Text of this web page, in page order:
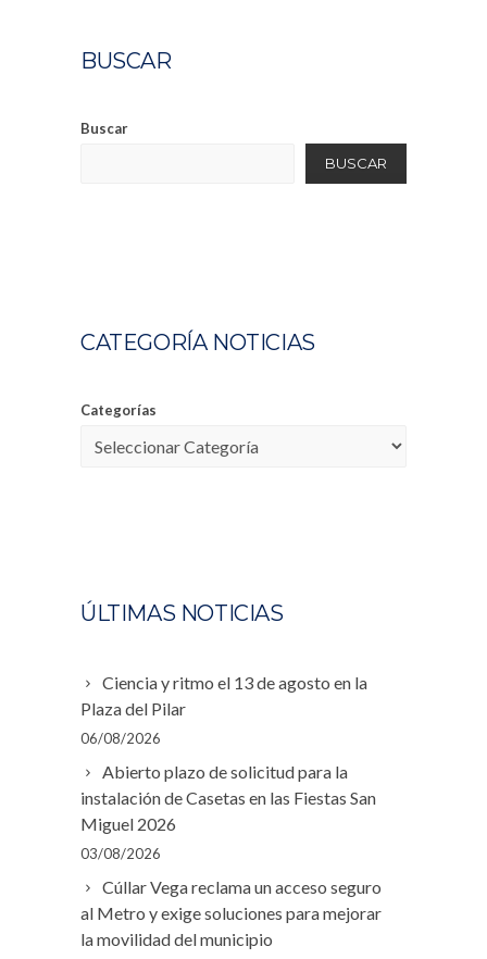
BUSCAR
Buscar
BUSCAR
CATEGORÍA NOTICIAS
Categorías
ÚLTIMAS NOTICIAS
Ciencia y ritmo el 13 de agosto en la
Plaza del Pilar
06/08/2026
Abierto plazo de solicitud para la
instalación de Casetas en las Fiestas San
Miguel 2026
03/08/2026
Cúllar Vega reclama un acceso seguro
al Metro y exige soluciones para mejorar
la movilidad del municipio